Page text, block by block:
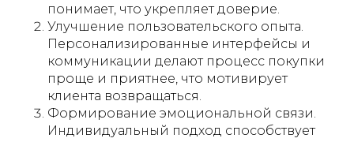
понимает, что укрепляет доверие.
Улучшение пользовательского опыта.
Персонализированные интерфейсы и
коммуникации делают процесс покупки
проще и приятнее, что мотивирует
клиента возвращаться.
Формирование эмоциональной связи.
Индивидуальный подход способствует